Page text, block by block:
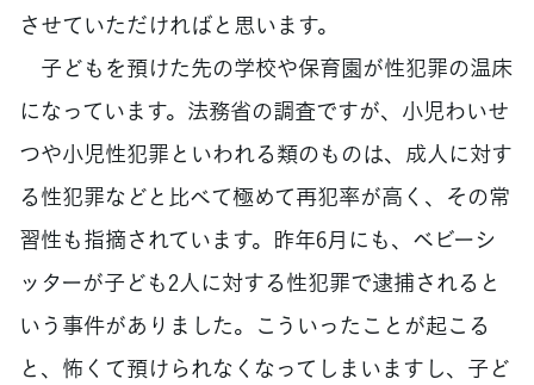
させていただければと思います。
子どもを預けた先の学校や保育園が性犯罪の温床
になっています。法務省の調査ですが、小児わいせ
つや小児性犯罪といわれる類のものは、成人に対す
る性犯罪などと比べて極めて再犯率が高く、その常
習性も指摘されています。昨年6月にも、ベビーシ
ッターが子ども2人に対する性犯罪で逮捕されると
いう事件がありました。こういったことが起こる
と、怖くて預けられなくなってしまいますし、子ど